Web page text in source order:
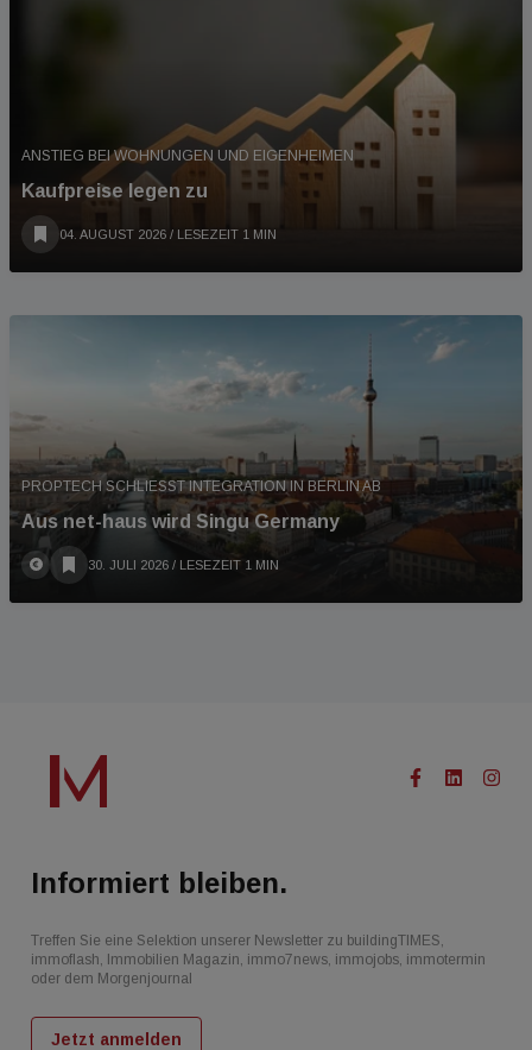
ANSTIEG BEI WOHNUNGEN UND EIGENHEIMEN
Kaufpreise legen zu
04. AUGUST 2026 / LESEZEIT 1 MIN
PROPTECH SCHLIESST INTEGRATION IN BERLIN AB
Aus net-haus wird Singu Germany
30. JULI 2026 / LESEZEIT 1 MIN
Informiert bleiben.
Treffen Sie eine Selektion unserer Newsletter zu buildingTIMES,
immoflash, Immobilien Magazin, immo7news, immojobs, immotermin
oder dem Morgenjournal
Jetzt anmelden